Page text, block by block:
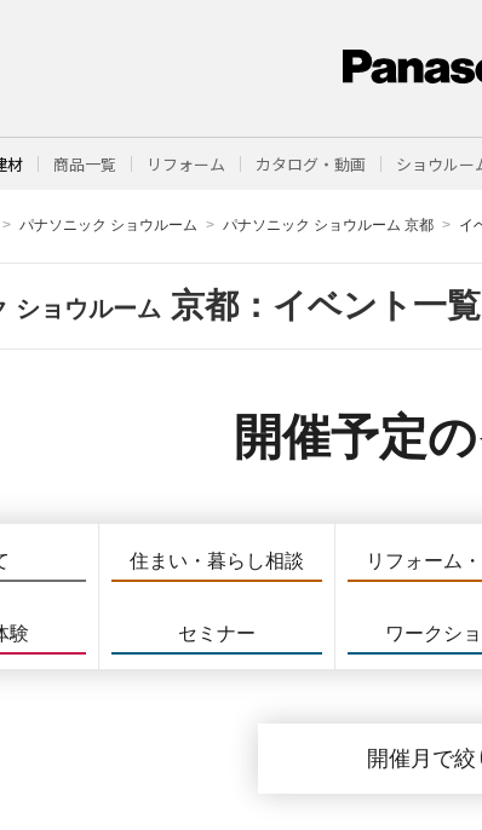
材 商品一覧 リフォーム カタログ・動画 ショウルー
パナソニック ショウルーム パナソニック ショウルーム 京都 イ
ショウルーム 京都：イベント一覧
開催予定
住まい・暮らし相談 リフォーム
験 セミナー ワークシ
開催月で絞